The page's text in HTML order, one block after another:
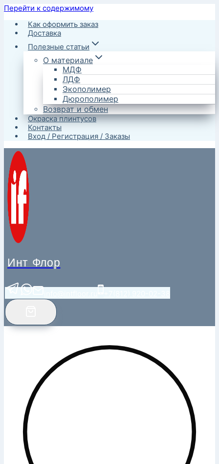
Перейти к содержимому
Как оформить заказ
Доставка
Полезные статьи
О материале
МДФ
ЛДФ
Экополимер
Дюрополимер
Возврат и обмен
Окраска плинтусов
Контакты
Вход / Регистрация / Заказы
Инт Флор